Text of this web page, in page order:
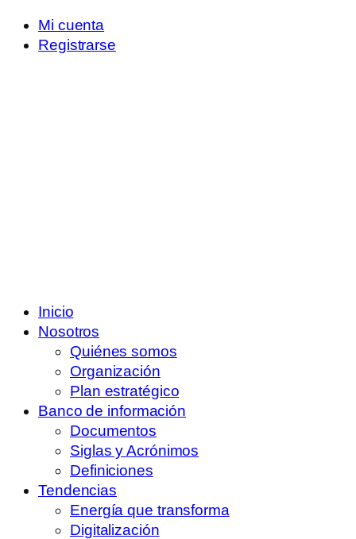
Mi cuenta
Registrarse
Inicio
Nosotros
Quiénes somos
Organización
Plan estratégico
Banco de información
Documentos
Siglas y Acrónimos
Definiciones
Tendencias
Energía que transforma
Digitalización